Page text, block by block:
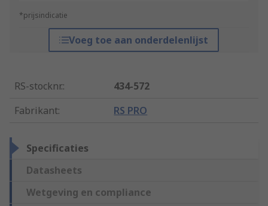
*prijsindicatie
Voeg toe aan onderdelenlijst
RS-stocknr.:
434-572
Fabrikant: RS PRO
Specificaties
Datasheets
Wetgeving en compliance